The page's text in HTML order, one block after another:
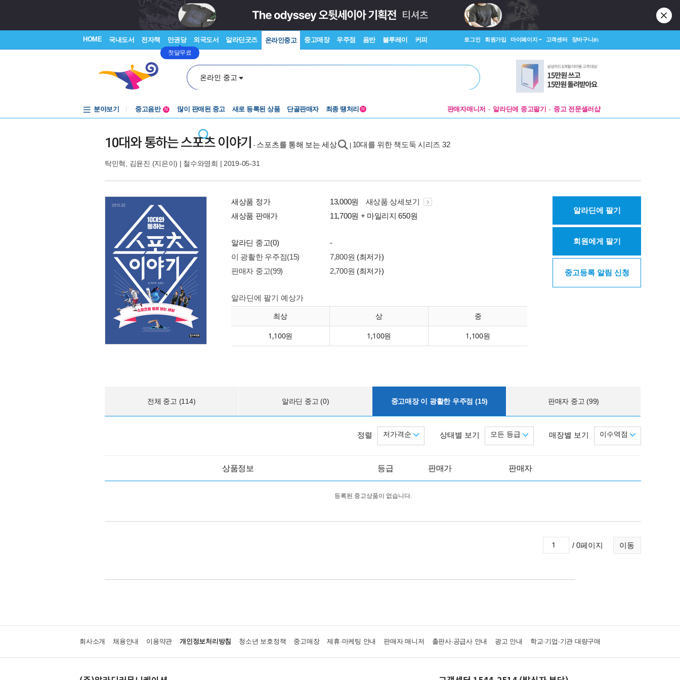
HOME 국내도서 전자책 만권당
첫달무료
외국도서 알라딘굿즈 온라인중고 중고매장 우주점 음반 블루레이 커피 로그인 회원가입 마이페이지 고객센터 장바구니(0)
온라인 중고
분야보기
중고음반
중고음반
N 많이 판매된 중고 새로 등록된 상품 단골판매자 최종 땡처리 N 판매자매니저 알라딘에 중고팔기 중고 전문셀러샵
10대와 통하는 스포츠 이야기 - 스포츠를 통해 보는 세상 10대를 위한 책도둑 시리즈 32
탁민혁 김윤진 (지은이) | 철수와영희 | 2019-05-31
새상품 정가 13,000원
새상품 상세보기
새상품 판매가
11,700원 + 마일리지 650원
알라딘 중고(0)
-
이 광활한 우주점(15)
7,800원 (최저가)
판매자 중고(99)
2,700원 (최저가)
알라딘에 팔기 예상가
최상 상 중
1,100원 1,100원 1,100원
알라딘에 팔기
회원에게 팔기
중고등록 알림 신청
전체 중고 (114) 알라딘 중고 (0) 중고매장 이 광활한 우주점 (15) 판매자 중고 (99)
매장별 보기 이수역점
상태별 보기 모든 등급
정렬 저가격순
상품정보 등급 판매가 판매자
등록된 중고상품이 없습니다.
이동
/ 0페이지
회사소개 채용안내 이용약관 개인정보처리방침 청소년 보호정책 중고매장 제휴·마케팅 안내 판매자 매니저 출판사·공급사 안내 광고 안내 학교·기업·기관 대량구매